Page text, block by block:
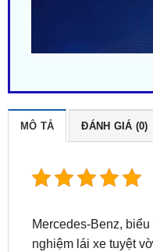
MÔ TẢ ĐÁNH GIÁ (0)
Mercedes-Benz,
nghiệm lái xe tuyệt